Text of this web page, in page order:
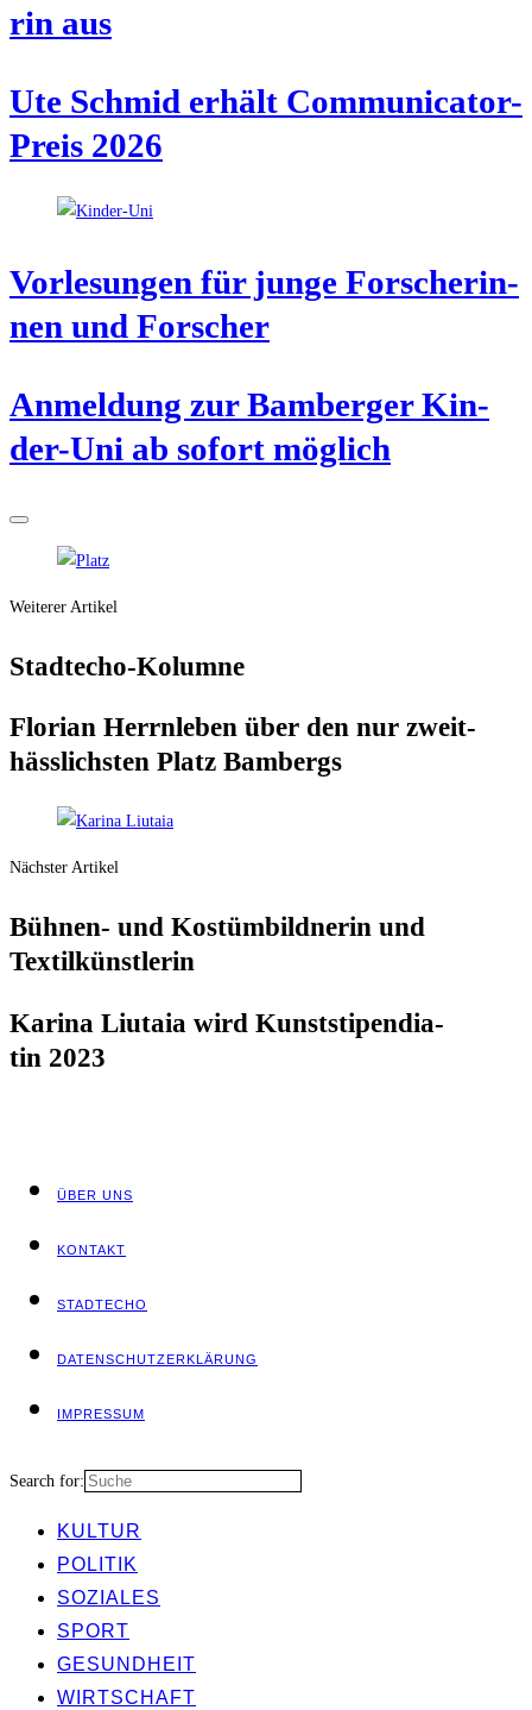
rin aus
Ute Schmid erhält Com­mu­ni­ca­tor-
Preis 2026
Vor­le­sun­gen für jun­ge For­sche­rin­
nen und Forscher
Anmel­dung zur Bam­ber­ger Kin­
der-Uni ab sofort möglich
Weiterer Artikel
Stadt­echo-Kolum­ne
Flo­ri­an Herrn­le­ben über den nur zweit­
häss­lichs­ten Platz Bambergs
Nächster Artikel
Büh­nen- und Kos­tüm­bild­ne­rin und
Textilkünstlerin
Kari­na Liu­ta­ia wird Kunst­sti­pen­dia­
tin 2023
ÜBER UNS
KON­TAKT
STADT­ECHO
DATEN­SCHUTZ­ER­KLÄ­RUNG
IMPRES­SUM
Search for:
KUL­TUR
POLI­TIK
SOZIA­LES
SPORT
GESUND­HEIT
WIRT­SCHAFT